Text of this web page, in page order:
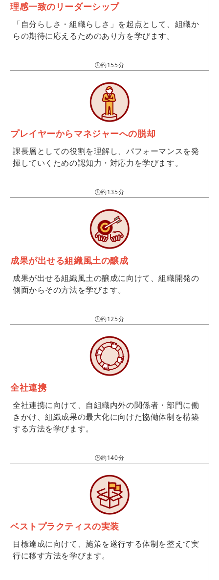
理感一致のリーダーシップ
「自分らしさ・組織らしさ」を起点として、組織か
らの期待に応えるためのあり方を学びます。
🕒約155分
プレイヤーからマネジャーへの脱却
課長層としての役割を理解し、パフォーマンスを発
揮していくための認知力・対応力を学びます。
🕒約135分
成果が出せる組織風土の醸成
成果が出せる組織風土の醸成に向けて、組織開発の
側面からその方法を学びます。
🕒約125分
全社連携
全社連携に向けて、自組織内外の関係者・部門に働
きかけ、組織成果の最大化に向けた協働体制を構築
する方法を学びます。
🕒約140分
ベストプラクティスの実装
目標達成に向けて、施策を遂行する体制を整えて実
行に移す方法を学びます。